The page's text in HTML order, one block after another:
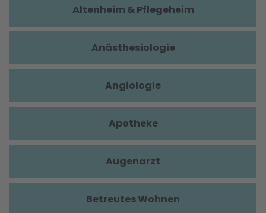
Altenheim & Pflegeheim
Anästhesiologie
Angiologie
Apotheke
Augenarzt
Betreutes Wohnen